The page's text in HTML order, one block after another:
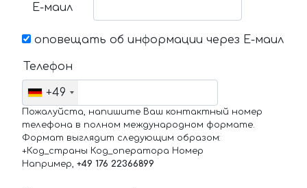
Е-маил
оповещать об информации через Е-маил
Телефон
+49
Пожалуйста, напишите Ваш контактный номер
телефона в полном международном формате.
Формат выглядит следующим образом:
+Код_страны Код_оператора Номер
Например, +49 176 22366899